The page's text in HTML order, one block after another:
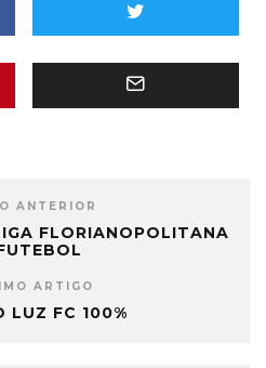
ANTERIOR
FLORIANOPOLITANA
ARTIGO
LUZ FC 100%